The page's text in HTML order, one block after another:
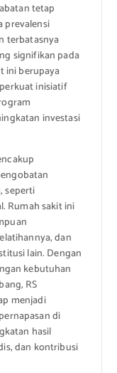
tetap
prevalensi
terbatasnya
signifikan pada
ini berupaya
inisiatif
investasi
seperti
Rumah sakit ini
dan
lain. Dengan
kebutuhan
RS
menjadi
di
hasil
dan kontribusi